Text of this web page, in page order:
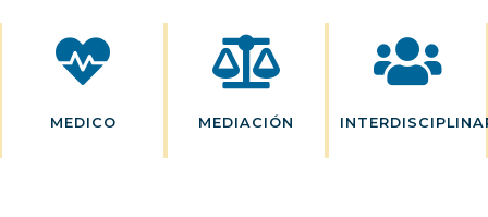
MEDICO MEDIACIÓN